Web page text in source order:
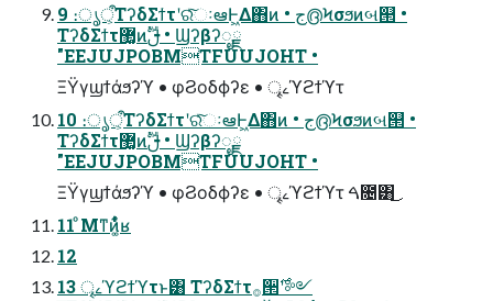
9 ։ൃऀ͕ΤʔδΣϯτʹରͯ͠ઃఆͰ͖Δ΋ͷ • ج൫Ϟσϧͷબ୒ •
ΤʔδΣϯτ޲͚ͷࢦࣔ • Ϣʔβʔೖྗ
"EEJUJPOBMTFUUJOHT •
ΞΫγϣϯάϧʔϓ • φϨοδϕʔε • ৄࡉϓϩϯϓτ
10 ։ൃऀ͕ΤʔδΣϯτʹରͯ͠ઃఆͰ͖Δ΋ͷ • ج൫Ϟσϧͷબ୒ •
ΤʔδΣϯτ޲͚ͷࢦࣔ • Ϣʔβʔೖྗ
"EEJUJPOBMTFUUJOHT •
ΞΫγϣϯάϧʔϓ • φϨοδϕʔε • ৄࡉϓϩϯϓτ ࠓ೔͸͜͜
11 ͦΜͳͷ͚͋ͬͨͬʁ
12
13 ৄࡉϓϩϯϓτͱ͸ ΤʔδΣϯτ࡞੒࣌ʹ༻